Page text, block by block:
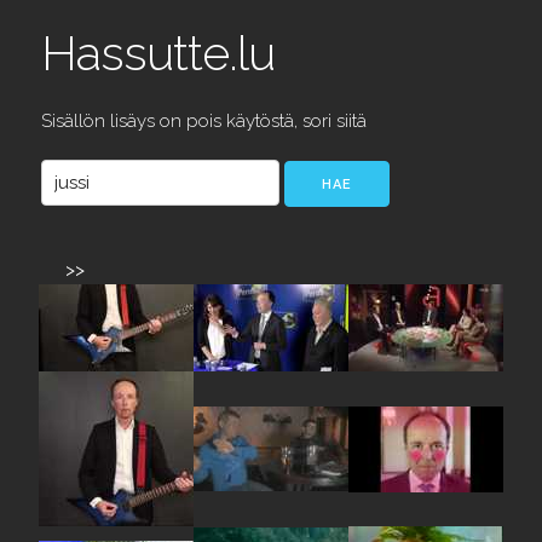
Hassutte.lu
Sisällön lisäys on pois käytöstä, sori siitä
>>